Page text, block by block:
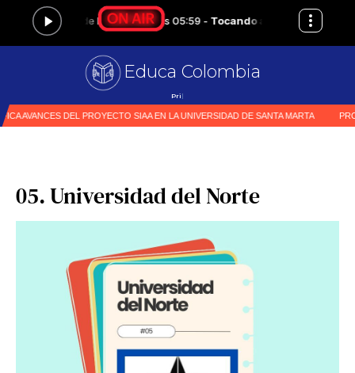
Educa Colombia
Primer medio especial
05. Universidad del Norte